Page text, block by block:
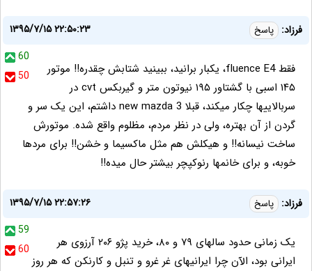
فرزاد: پاسخ
۱۳۹۵/۷/۱۵ ۲۲:۵۰:۲۳
60
50
فقط fluence E4، یکبار برانید، ببینید شتابش چقدره!! موتور
۱۴۵ اسبی با گشتاور ۱۹۵ نیوتون متر و گیربکس cvt در
سربالاییها چکار میکند، قبلا new mazda 3 داشتم، این یک سر و
گردن از آن بهتره، ولی در نظر مردم، مظلوم واقع شده. موتورش
ساخت نیسانه!! و هیکلش هم مثل ماکسیما و خشن!! برای مردها
خوبه، و برای خانمها رنوکپچر بیشتر حال میده!!
فرزاد: پاسخ
۱۳۹۵/۷/۱۵ ۲۲:۵۷:۲۶
59
60
یک زمانی حدود سالهای ۷۹ و ۸۰، خرید پژو ۲۰۶ آرزوی هر
ایرانی بود، الآن چرا ایرانیهای غر غرو و تنبل و کارنکن که هر روز